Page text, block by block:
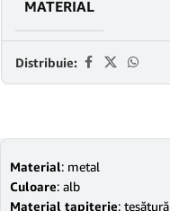
MATERIAL
Distribuie:
Material: metal
Culoare: alb
Material tapiţerie: ţesătură